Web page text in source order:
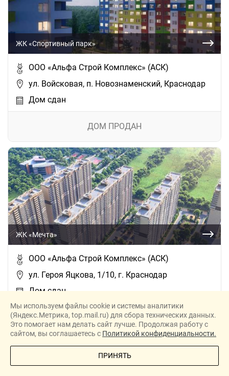
ЖК «Спортивный парк»
ООО «Альфа Строй Комплекс» (АСК)
ул. Войсковая, п. Новознаменский, Краснодар
Дом сдан
ДОМ ПРОДАН
ЖК «Мечта»
ООО «Альфа Строй Комплекс» (АСК)
ул. Героя Яцкова, 1/10, г. Краснодар
Дом сдан
ДОМ ПРОДАН
ПОЗВОНИТЕ МНЕ
Мы используем файлы cookie и системы аналитики
(Яндекс.Метрика, top.mail.ru) для сбора технических данных.
Это помогает нам делать сайт лучше. Продолжая работу с
сайтом, вы соглашаетесь с Политикой конфиденциальности.
ПРИНЯТЬ